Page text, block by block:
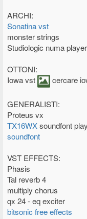
ARCHI:
Sonatina vst
monster strings
Studiologic numa player
OTTONI:
Iowa vst
cercare
GENERALISTI:
Proteus vx
TX16WXsoundfont
soundfont
VST EFFECTS:
Phasis
Tal reverb 4
multiply chorus
qx 24 - eq exciter
bitsonic free effects